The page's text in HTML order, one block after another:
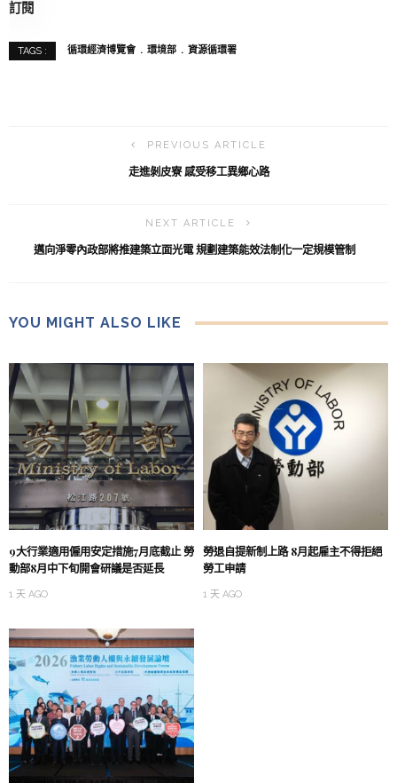
訂閱
TAGS : 循環經濟博覽會 環境部 資源循環署
PREVIOUS ARTICLE
走進剝皮寮 感受移工異鄉心路
NEXT ARTICLE
邁向淨零內政部將推建築立面光電 規劃建築能效法制化一定規模管制
YOU MIGHT ALSO LIKE
9大行業適用僱用安定措施7月底截止 勞
動部8月中下旬開會研議是否延長
1 天 AGO
勞退自提新制上路 8月起雇主不得拒絕
勞工申請
1 天 AGO